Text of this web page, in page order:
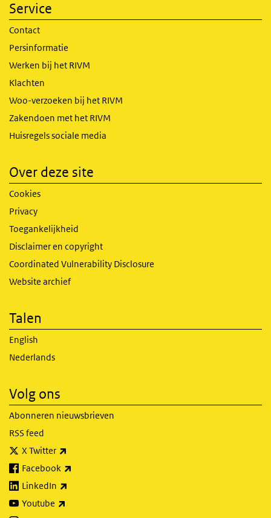
Service
Contact
Persinformatie
Werken bij het RIVM
Klachten
Woo-verzoeken bij het RIVM
Zakendoen met het RIVM
Huisregels sociale media
Over deze site
Cookies
Privacy
Toegankelijkheid
Disclaimer en copyright
Coordinated Vulnerability Disclosure
Website archief
Talen
English
Nederlands
Volg ons
Abonneren nieuwsbrieven
RSS feed
X Twitter
Facebook
LinkedIn
Youtube